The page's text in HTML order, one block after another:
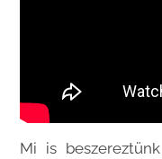
Mi is